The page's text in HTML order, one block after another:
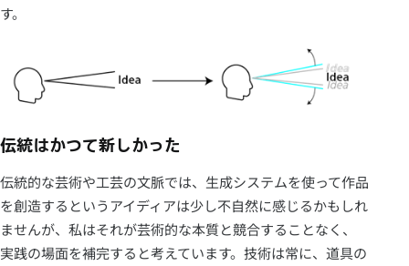
す。
伝統はかつて新しかった
伝統的な芸術や工芸の文脈では、生成システムを使って作品
を創造するというアイディアは少し不自然に感じるかもしれ
ませんが、私はそれが芸術的な本質と競合することなく、
実践の場面を補完すると考えています。技術は常に、道具の